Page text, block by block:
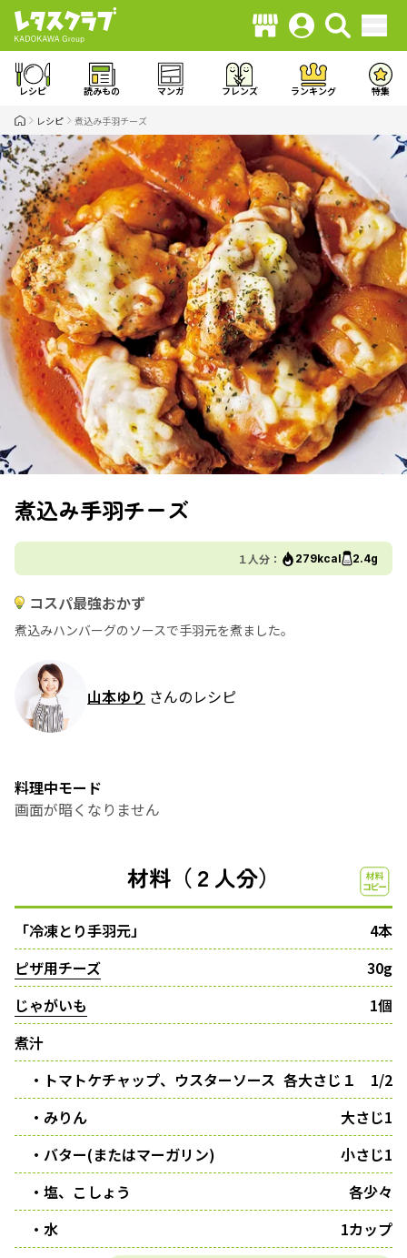
レシピ 読みもの マンガ フレンズ ランキング 特集
レシピ 煮込み手羽チーズ
煮込み手羽チーズ
１人分： 279kcal 2.4g
コスパ最強おかず
煮込みハンバーグのソースで手羽元を煮ました。
山本ゆり さんのレシピ
料理中モード
画面が暗くなりません
材料（２人分）
「冷凍とり手羽元」
4本
ピザ用チーズ
30g
じゃがいも
1個
煮汁
・トマトケチャップ、ウスターソース 各大さじ１ 1/2
・みりん
大さじ1
・バター(またはマーガリン)
小さじ1
・塩、こしょう
各少々
・水
1カップ